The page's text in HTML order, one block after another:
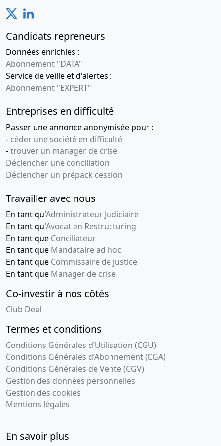
Candidats repreneurs
Données enrichies :
Abonnement "DATA"
Service de veille et d'alertes :
Abonnement "EXPERT"
Entreprises en difficulté
Passer une annonce anonymisée pour :
- céder une société en difficulté
-trouver un manager de crise
Déclencher une conciliation
Déclencher un prépack cession
Travailler avec nous
En tant qu'Administrateur Judiciaire
En tant qu'Avocat en Restructuring
En tant que Conciliateur
En tant que Mandataire ad hoc
En tant que Commissaire de justice
En tant que Manager de crise
Co-investir à nos côtés
Club Deal
Termes et conditions
Conditions Générales d’Utilisation (CGU)
Conditions Générales d’Abonnement (CGA)
Conditions Générales de Vente (CGV)
Gestion des données personnelles
Gestion des cookies
Mentions légales
En savoir plus